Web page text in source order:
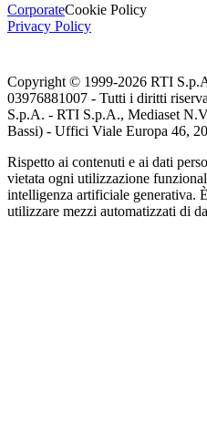
CorporateCookie Policy
Privacy Policy
Copyright © 1999-2026 RTI
03976881007 - Tutti i diritti
S.p.A. - RTI S.p.A., Mediaset
Bassi) - Uffici Viale Europa 46,
Rispetto ai contenuti e ai dati
vietata ogni utilizzazione
intelligenza artificiale generativa.
utilizzare mezzi automatizzati di